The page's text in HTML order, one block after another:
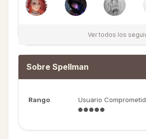
Ver todos los
Sobre Spellman
Rango Usuario